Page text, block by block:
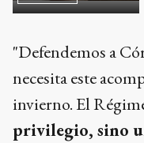
"Defendemos a
necesita este
invierno. El
privilegio, sino